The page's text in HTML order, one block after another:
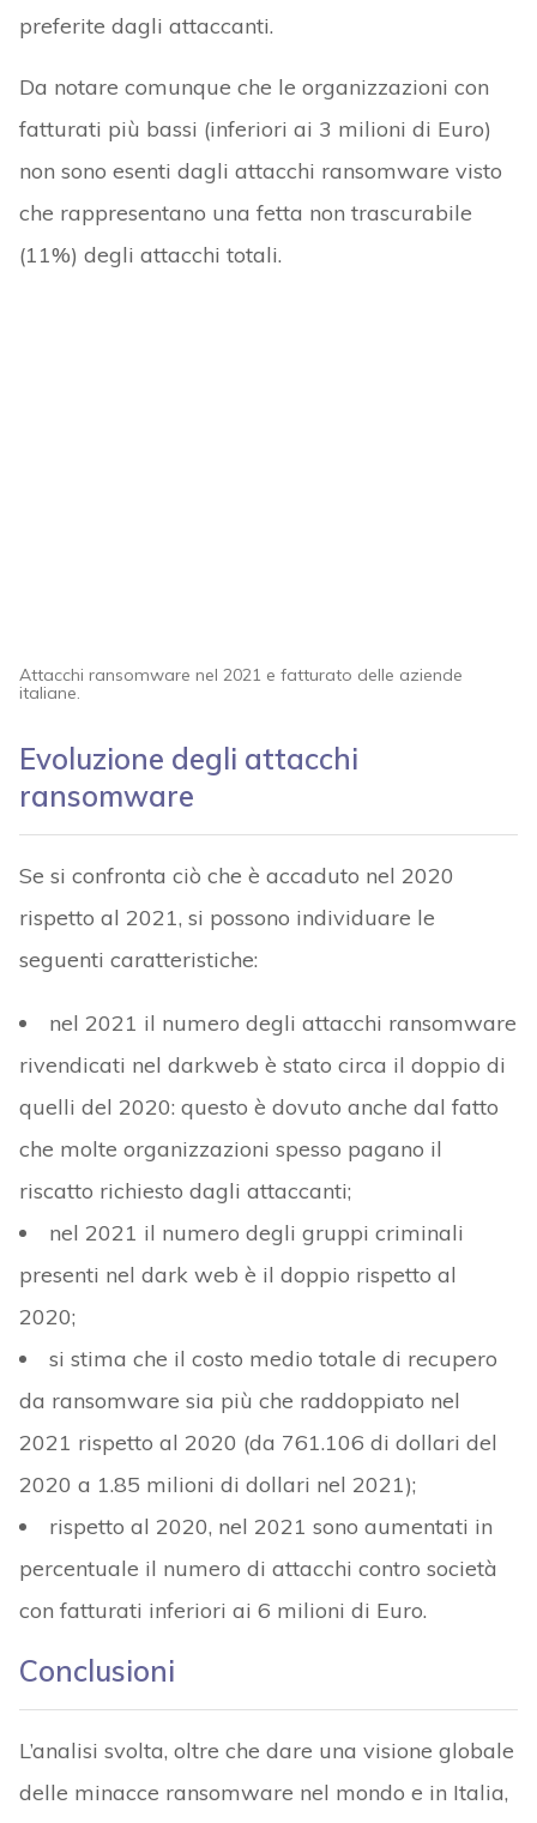
preferite dagli attaccanti.
Da notare comunque che le organizzazioni con
fatturati più bassi (inferiori ai 3 milioni di Euro)
non sono esenti dagli attacchi ransomware visto
che rappresentano una fetta non trascurabile
(11%) degli attacchi totali.
Attacchi ransomware nel 2021 e fatturato delle aziende
italiane.
Evoluzione degli attacchi
ransomware
Se si confronta ciò che è accaduto nel 2020
rispetto al 2021, si possono individuare le
seguenti caratteristiche:
nel 2021 il numero degli attacchi ransomware
rivendicati nel darkweb è stato circa il doppio di
quelli del 2020: questo è dovuto anche dal fatto
che molte organizzazioni spesso pagano il
riscatto richiesto dagli attaccanti;
nel 2021 il numero degli gruppi criminali
presenti nel dark web è il doppio rispetto al
2020;
si stima che il costo medio totale di recupero
da ransomware sia più che raddoppiato nel
2021 rispetto al 2020 (da 761.106 di dollari del
2020 a 1.85 milioni di dollari nel 2021);
rispetto al 2020, nel 2021 sono aumentati in
percentuale il numero di attacchi contro società
con fatturati inferiori ai 6 milioni di Euro.
Conclusioni
L’analisi svolta, oltre che dare una visione globale
delle minacce ransomware nel mondo e in Italia,